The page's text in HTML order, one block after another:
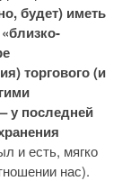
будет) иметь
торгового (и
у последней
и есть, мягко
нас).